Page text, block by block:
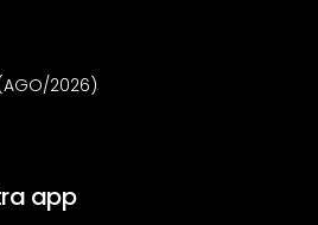
2026)
app